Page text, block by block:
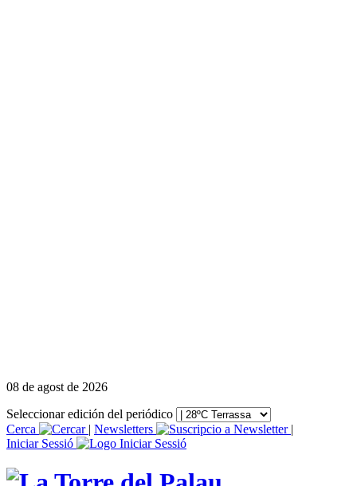
08 de agost de 2026
Seleccionar edición del periódico
Cerca
| Newsletters
|
Iniciar Sessió